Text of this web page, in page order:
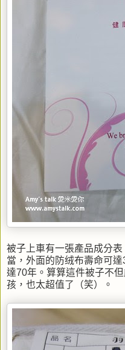
被子上車有一張產品成分
當，外面的防绒布壽命可
達70年。算算這件被子不
孩，也太超值了（笑）。